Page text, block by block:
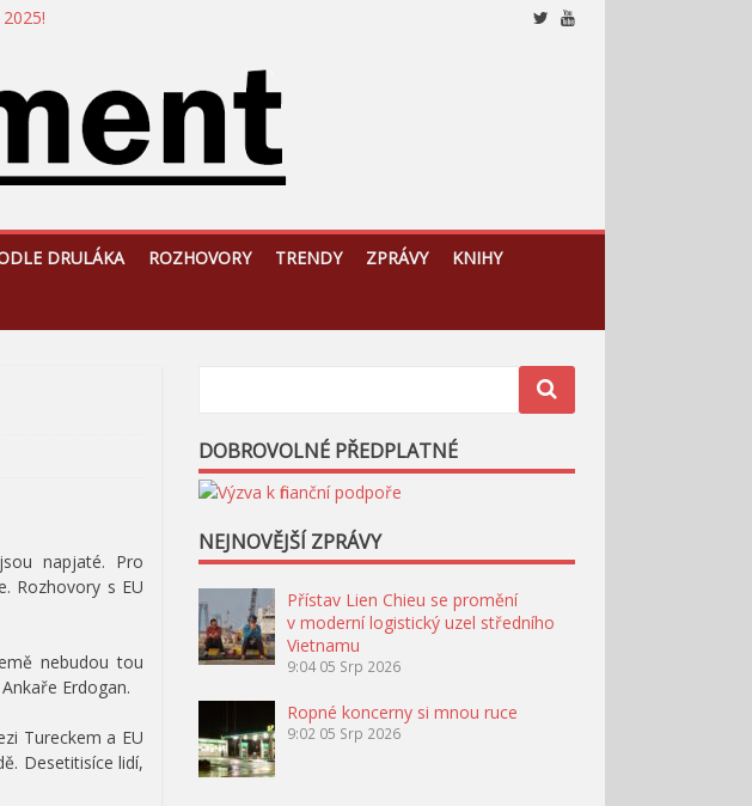
DRULÁKA ROZHOVORY TRENDY ZPRÁVY KNIHY
napjaté. Pro
Rozhovory s EU
nebudou tou
Erdogan.
Tureckem a EU
Desetitisíce lidí,
DOBROVOLNÉ PŘEDPLATNÉ
NEJNOVĚJŠÍ ZPRÁVY
Přístav Lien Chieu se promění
v moderní logistický uzel středního
Vietnamu
9:04 05 Srp 2026
Ropné koncerny si mnou ruce
9:02 05 Srp 2026